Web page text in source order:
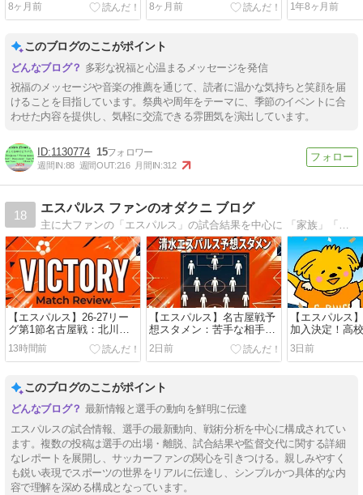
8ヶ月前
8ヶ月前
1年8ヶ月前
このブログのここがポイント
多彩な祝福と心温まるメッセージを発信
祝福のメッセージや音楽の推薦を通じて、読者に温かな気持ちと笑顔を届
けることを目指しています。祭典や周年をテーマに、季節のイベントに合
わせた内容を提供し、気軽に交流できる雰囲気を演出しています。
1130774 15
週間IN:88 週間OUT:216 月間IN:312
18
エスパルス ファンのオダクニ ブログ
【エスパルス】26-27リー
グ第1節名古屋戦：北川航
也選手のゴールを守りきり
勝利！不安要素を払拭！
13時間前
【エスパルス】名古屋戦予
想スタメン：苦手な相手に
勝って吉田孝行監督のサッ
カーの成長を
2日前
【エスパルス
加入決定！高
2人目！
3日前
このブログのここがポイント
最新情報と選手の動向を鮮明に伝達
エスパルスの試合情報、選手の最新動向、戦術分析を中心に構成されてい
ます。複数の投稿は選手の出場・離脱、試合結果や監督交代に関する詳細
なレポートを展開し、サッカーファンの関心を引きつける。親しみやすく
も鋭い表現でスポーツの世界をリアルに伝達し、シンプルかつ具体的な内
容で理解を深める構成となっています。